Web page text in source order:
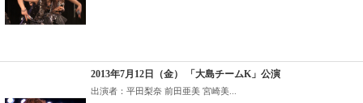
2013年7月12日（金） 「大島チームK」公演
出演者：平田梨奈 前田亜美 宮崎美...